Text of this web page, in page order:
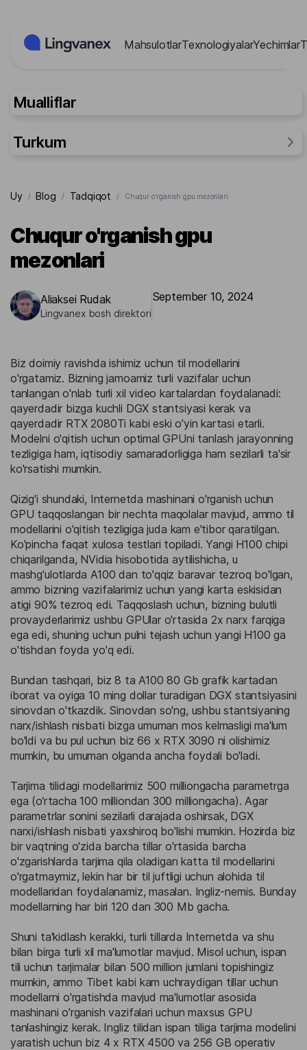
MahsulotlarTexnologiyalarYechimlar
Mualliflar
Turkum
Tadqiqot
Odamlar uchun
Uy / Blog / Tadqiqot / Chuqur o'rganish gpu mezonlari
Chuqur o'rganish gpu
mezonlari
Aliaksei Rudak
Lingvanex bosh direktori
September 10, 2024
Biz doimiy ravishda ishimiz uchun til modellarini
o'rgatamiz. Bizning jamoamiz turli vazifalar uchun
tanlangan o'nlab turli xil video kartalardan foydalanadi:
qayerdadir bizga kuchli DGX stantsiyasi kerak va
qayerdadir RTX 2080Ti kabi eski o'yin kartasi etarli.
Modelni o'qitish uchun optimal GPUni tanlash jarayonning
tezligiga ham, iqtisodiy samaradorligiga ham sezilarli ta'sir
ko'rsatishi mumkin.
Qizig'i shundaki, Internetda mashinani o'rganish uchun
GPU taqqoslangan bir nechta maqolalar mavjud, ammo til
modellarini o'qitish tezligiga juda kam e'tibor qaratilgan.
Ko'pincha faqat xulosa testlari topiladi. Yangi H100 chipi
chiqarilganda, NVidia hisobotida aytilishicha, u
mashg'ulotlarda A100 dan to'qqiz baravar tezroq bo'lgan,
ammo bizning vazifalarimiz uchun yangi karta eskisidan
atigi 90% tezroq edi. Taqqoslash uchun, bizning bulutli
provayderlarimiz ushbu GPUlar o'rtasida 2x narx farqiga
ega edi, shuning uchun pulni tejash uchun yangi H100 ga
o'tishdan foyda yo'q edi.
Bundan tashqari, biz 8 ta A100 80 Gb grafik kartadan
iborat va oyiga 10 ming dollar turadigan DGX stantsiyasini
sinovdan o'tkazdik. Sinovdan so'ng, ushbu stantsiyaning
narx/ishlash nisbati bizga umuman mos kelmasligi ma'lum
bo'ldi va bu pul uchun biz 66 x RTX 3090 ni olishimiz
mumkin, bu umuman olganda ancha foydali bo'ladi.
Tarjima tilidagi modellarimiz 500 milliongacha parametrga
ega (o‘rtacha 100 milliondan 300 milliongacha). Agar
parametrlar sonini sezilarli darajada oshirsak, DGX
narxi/ishlash nisbati yaxshiroq bo'lishi mumkin. Hozirda biz
bir vaqtning o'zida barcha tillar o'rtasida barcha
o'zgarishlarda tarjima qila oladigan katta til modellarini
o'rgatmaymiz, lekin har bir til juftligi uchun alohida til
modellaridan foydalanamiz, masalan. Ingliz-nemis. Bunday
modellarning har biri 120 dan 300 Mb gacha.
Shuni ta'kidlash kerakki, turli tillarda Internetda va shu
bilan birga turli xil ma'lumotlar mavjud. Misol uchun, ispan
tili uchun tarjimalar bilan 500 million jumlani topishingiz
mumkin, ammo Tibet kabi kam uchraydigan tillar uchun
modellarni o'rgatishda mavjud ma'lumotlar asosida
mashinani o'rganish vazifalari uchun maxsus GPU
tanlashingiz kerak. Ingliz tilidan ispan tiliga tarjima modelini
yaratish uchun biz 4 x RTX 4500 va 256 GB operativ